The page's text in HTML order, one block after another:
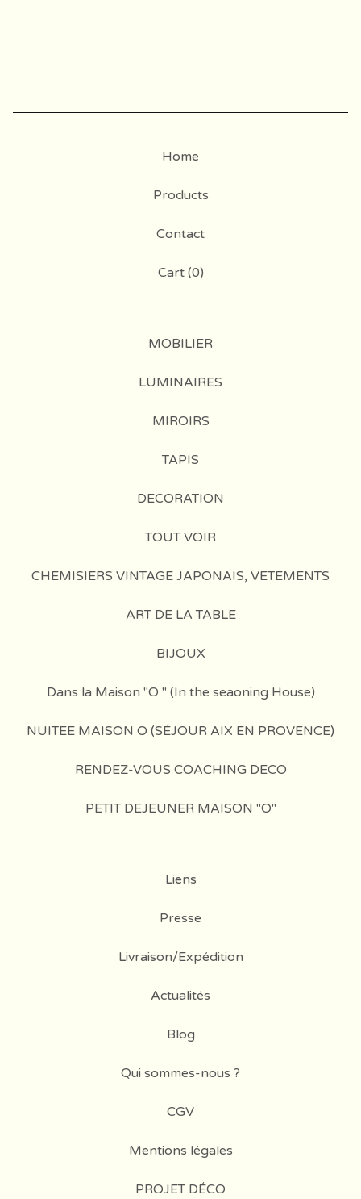
Home
Products
Contact
Cart (0)
MOBILIER
LUMINAIRES
MIROIRS
TAPIS
DECORATION
TOUT VOIR
CHEMISIERS VINTAGE JAPONAIS, VETEMENTS
ART DE LA TABLE
BIJOUX
Dans la Maison "O " (In the seaoning House)
NUITEE MAISON O (SÉJOUR AIX EN PROVENCE)
RENDEZ-VOUS COACHING DECO
PETIT DEJEUNER MAISON "O"
Liens
Presse
Livraison/Expédition
Actualités
Blog
Qui sommes-nous ?
CGV
Mentions légales
PROJET DÉCO